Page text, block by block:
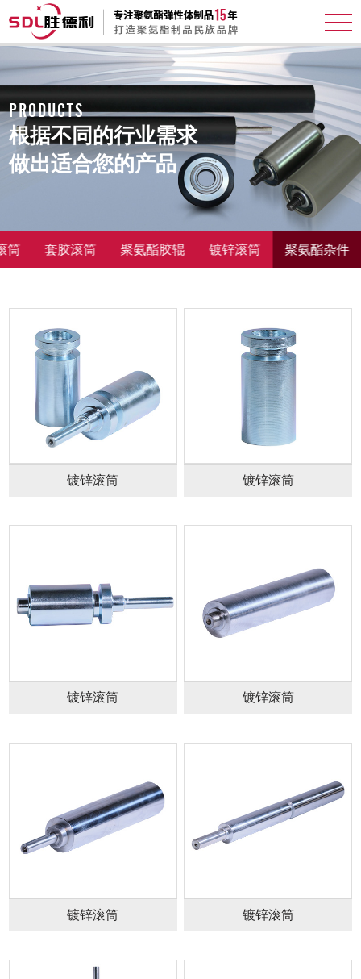
PRODUCTS
根据不同的行业需求
做出适合您的产品
筒 套胶滚筒 聚氨酯胶辊 镀锌滚筒 聚氨酯杂件
镀锌滚筒 镀锌滚筒
镀锌滚筒 镀锌滚筒
镀锌滚筒 镀锌滚筒